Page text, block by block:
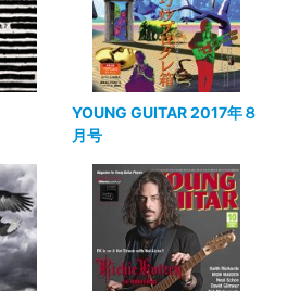
YOUNG GUITAR 2017年８
月号